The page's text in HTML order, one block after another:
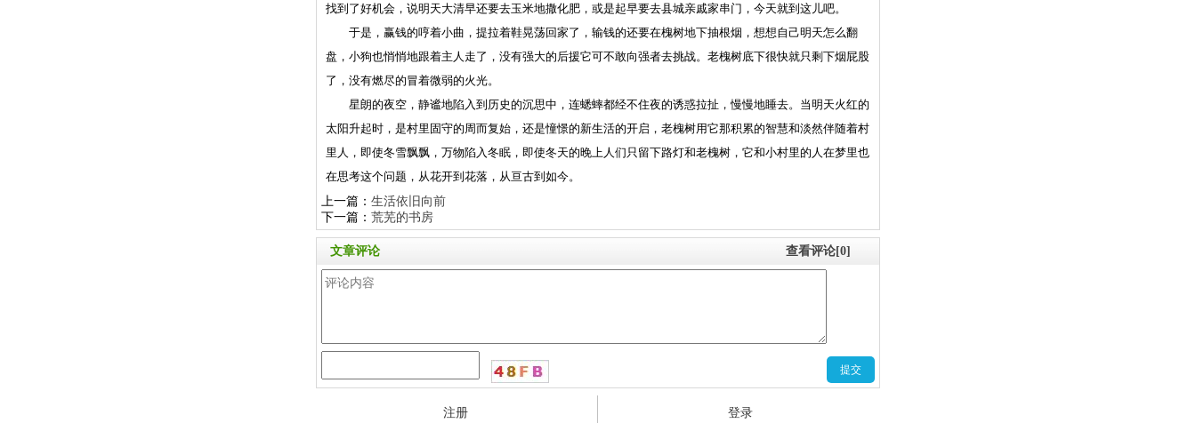
找到了好机会，说明天大清早还要去玉米地撒化肥，或是起早要去县城亲戚家串门，今天就到这儿吧。
于是，赢钱的哼着小曲，提拉着鞋晃荡回家了，输钱的还要在槐树地下抽根烟，想想自己明天怎么翻
盘，小狗也悄悄地跟着主人走了，没有强大的后援它可不敢向强者去挑战。老槐树底下很快就只剩下烟屁股
了，没有燃尽的冒着微弱的火光。
星朗的夜空，静谧地陷入到历史的沉思中，连蟋蟀都经不住夜的诱惑拉扯，慢慢地睡去。当明天火红的
太阳升起时，是村里固守的周而复始，还是憧憬的新生活的开启，老槐树用它那积累的智慧和淡然伴随着村
里人，即使冬雪飘飘，万物陷入冬眠，即使冬天的晚上人们只留下路灯和老槐树，它和小村里的人在梦里也
在思考这个问题，从花开到花落，从亘古到如今。
上一篇： 生活依旧向前
下一篇： 荒芜的书房
查看评论[0]
文章评论
注册 登录